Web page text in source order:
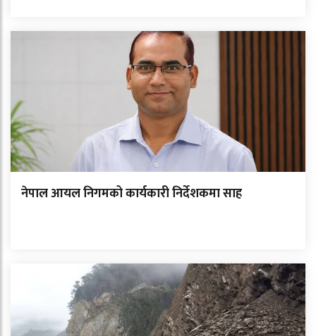
नेपाल आयल निगमको कार्यकारी निर्देशकमा साह